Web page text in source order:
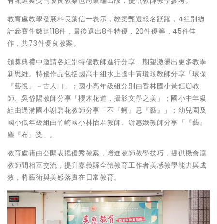
教育處教學發展科長葉信一表示，教案甄選報名踴躍，4組別總
計參賽件數達118件，最後選出8件特優，20件優等，45件佳
作，共73件優良教案。
頒獎典禮中邀請各組別特優教師進行分享，期望激盪出更多教學
新思維。特優作品包括國高中組水上國中黃瓊玟教師分享「環保
『藝視』－古人曰」；國小高年級組分別由香林國小黃鈺珊教
師、吳岱陽教師分享「櫻木花道，攝影文學之美」；國小中年級
組由過溝國小謝碧花教師分享「不『蚵』思『藝』」；幼兒園及
國小低年級組由竹崎國小林怡君教師、游惠娥教師分享「『藝』
塵『布』染」。
教育處藉由公開表揚優秀教案，增進教師教學技巧，提供機會讓
教師間相互交流，提升嘉義縣全體教育工作者美感教學能力與成
效，將藝術與美感落實在日常教育。